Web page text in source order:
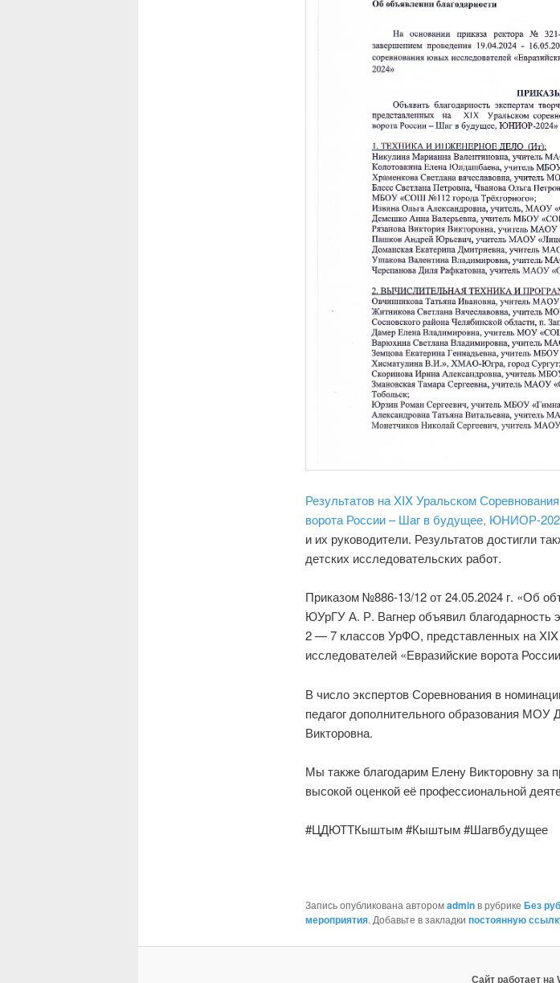
Результатов на XIX Уральском
ворота России – Шаг в будущее, ЮНИОР-
и их руководители. Результатов достигли
детских исследовательских работ.
Приказом №886-13/12 от 24.05.2024 г. «Об
ЮУрГУ А. Р. Вагнер объявил благодарность
2 — 7 классов УрФО, представленных на
исследователей «Евразийские ворота
В число экспертов Соревнования в
педагог дополнительного образования
Викторовна.
Мы также благодарим Елену Викторовну за
высокой оценкой её профессиональной
#ЦДЮТТКыштым #Кыштым #Шагвбудущее
Запись опубликована авторомadminв рубрике Без
мероприятия. Добавьте в закладки постоянную
Сайт работает на